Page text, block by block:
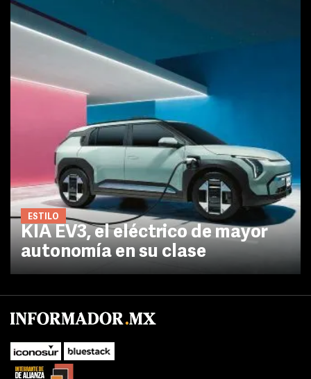
ESTILO
KIA EV3, el eléctrico de mayor
autonomía en su clase